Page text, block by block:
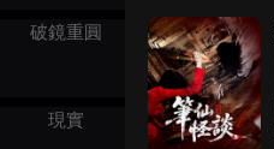
破鏡重圓
現實